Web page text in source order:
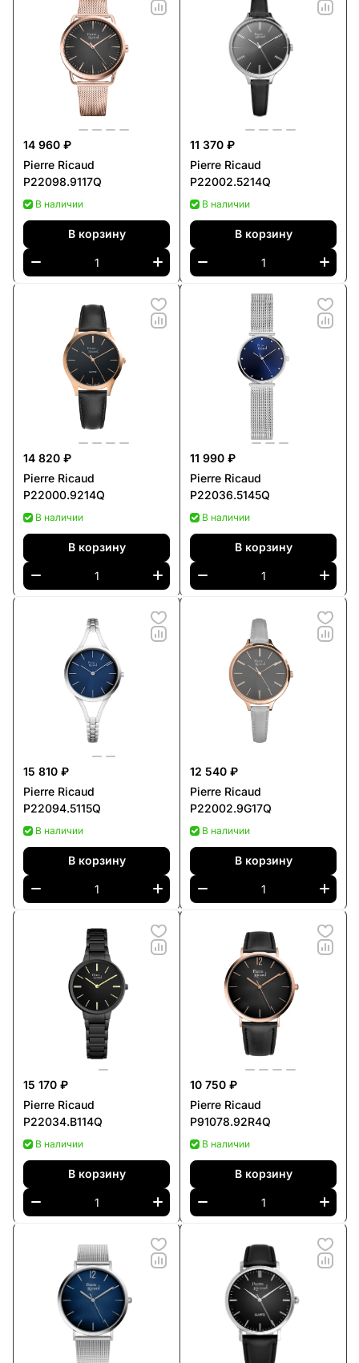
14 960 ₽
Pierre Ricaud
P22098.9117Q
В наличии
В корзину
11 370 ₽
Pierre Ricaud
P22002.5214Q
В наличии
В корзину
14 820 ₽
Pierre Ricaud
P22000.9214Q
В наличии
В корзину
11 990 ₽
Pierre Ricaud
P22036.5145Q
В наличии
В корзину
15 810 ₽
Pierre Ricaud
P22094.5115Q
В наличии
В корзину
12 540 ₽
Pierre Ricaud
P22002.9G17Q
В наличии
В корзину
15 170 ₽
Pierre Ricaud
P22034.B114Q
В наличии
В корзину
10 750 ₽
Pierre Ricaud
P91078.92R4Q
В наличии
В корзину